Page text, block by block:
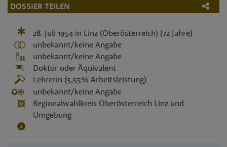
DOSSIER TEILEN
28. Juli 1954in Linz (Oberösterreich) (72 Jahre)
unbekannt/keine Angabe
unbekannt/keine Angabe
Doktor oder Äquivalent
Lehrerin (5,55% Arbeitsleistung)
unbekannt/keine Angabe
Regionalwahlkreis Oberösterreich Linz und
Umgebung